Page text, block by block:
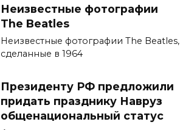
Неизвестные фотографии
The Beatles
Неизвестные фотографии The Beatles,
сделанные в 1964
Президенту РФ предложили
придать празднику Навруз
общенациональный статус